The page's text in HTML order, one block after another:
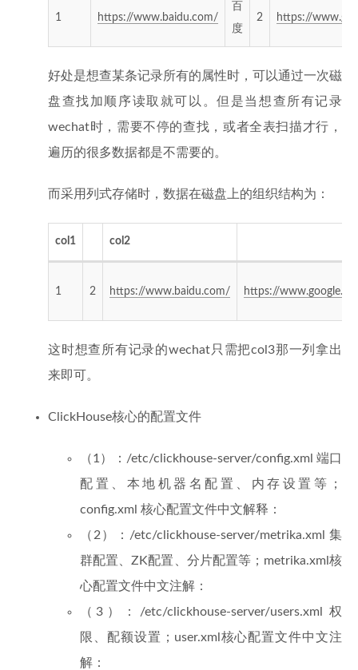
1 https://www.baidu.com/
百
度
2 https://
好处是想查某条记录所有的属性时，可以通过一次磁
盘查找加顺序读取就可以。但是当想查所有记录
wechat时，需要不停的查找，或者全表扫描才行，
遍历的很多数据都是不需要的。
而采用列式存储时，数据在磁盘上的组织结构为：
col1 col2
1 2 https://www.baidu.com/ https://
这时想查所有记录的wechat只需把col3那一列拿出
来即可。
ClickHouse核心的配置文件
（1）：/etc/clickhouse-server/config.xml 端口
配置、本地机器名配置、内存设置等；
config.xml 核心配置文件中文解释：
（2）：/etc/clickhouse-server/metrika.xml 集
群配置、ZK配置、分片配置等；metrika.xml核
心配置文件中文注解：
（3）：/etc/clickhouse-server/users.xml 权
限、配额设置；user.xml核心配置文件中文注
解：